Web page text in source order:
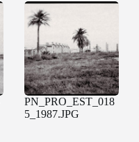
PN_PRO_EST_018
5_1987.JPG